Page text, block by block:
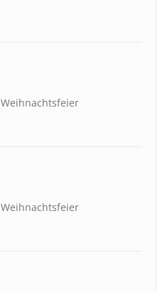
Weihnachtsfeier
Weihnachtsfeier